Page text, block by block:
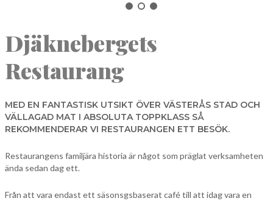
SALA
SKINNSKATTEBERG
SURAHAMMAR
Sök
Djäknebergets
Restaurang
MED EN FANTASTISK UTSIKT ÖVER VÄSTERÅS STAD OCH
VÄLLAGAD MAT I ABSOLUTA TOPPKLASS SÅ
REKOMMENDERAR VI RESTAURANGEN ETT BESÖK.
Restaurangens familjära historia är något som präglat verksamheten
ända sedan dag ett.
Från att vara endast ett säsonsgsbaserat café till att idag vara en